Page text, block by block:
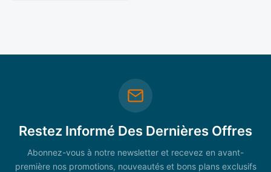
Restez Informé Des Dernières Offres
Abonnez-vous à notre newsletter et recevez en avant-
première nos promotions, nouveautés et bons plans exclusifs